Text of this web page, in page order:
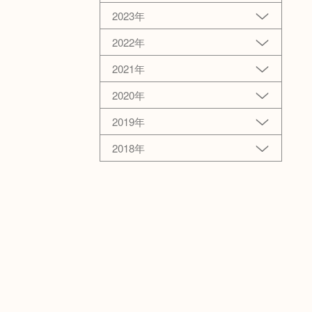
2023年
2022年
2021年
2020年
2019年
2018年